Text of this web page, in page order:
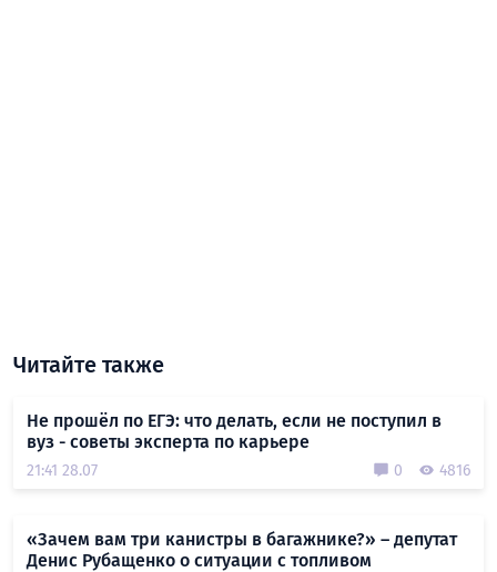
Читайте также
Не прошёл по ЕГЭ: что делать, если не поступил в
вуз - советы эксперта по карьере
21:41 28.07 0 4816
«Зачем вам три канистры в багажнике?» – депутат
Денис Рубащенко о ситуации с топливом